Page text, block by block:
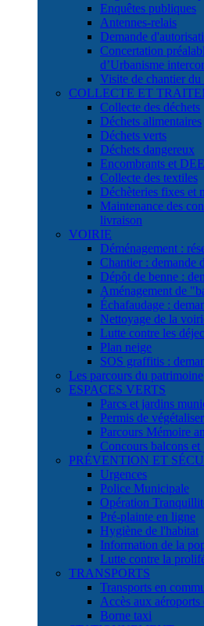
Enquêtes publiques
Antennes-relais
Demande
Concertation
d’Urbanisme
Visite de chantier
COLLECTE ET
Collecte des déchets
Déchets alimentaires
Déchets verts
Déchets dangereux
Encombrants et
Collecte des textiles
Déchèteries fixes et
Maintenance des
livraison
VOIRIE
Déménagement :
Chantier : demande
Dépôt de benne :
Aménagement de
Échafaudage :
Nettoyage de la
Lutte contre les
Plan neige
SOS graffitis :
Les parcours du patrimoine
ESPACES VERTS
Parcs et jardins
Permis de végétaliser
Parcours Mémoire
Concours balcons
PRÉVENTION ET
Urgences
Police Municipale
Opération
Pré-plainte en ligne
Hygiène de l'habitat
Information de la
Lutte contre la
TRANSPORTS
Transports en
Accès aux aéroports
Borne taxi